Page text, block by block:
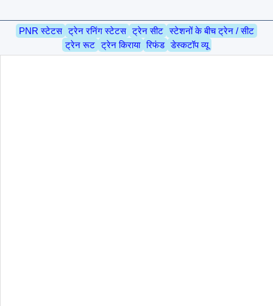
PNR स्टेटस ट्रेन रनिंग स्टेटस ट्रेन सीट स्टेशनों के बीच ट्रेन / सीट
ट्रेन रूट ट्रेन किराया रिफंड डेस्कटॉप व्यू